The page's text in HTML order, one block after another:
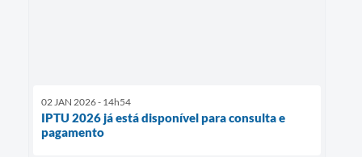
02 JAN 2026 - 14h54
IPTU 2026 já está disponível para consulta e
pagamento